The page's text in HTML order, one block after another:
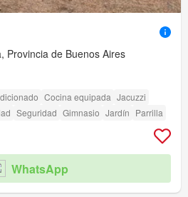
Provincia de Buenos Aires
Cocina equipada Jacuzzi
Seguridad Gimnasio Jardín Parrilla
WhatsApp